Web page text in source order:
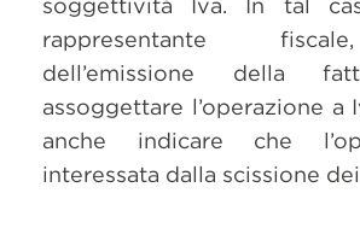
soggettività Iva. In tal
rappresentante
dell’emissione della
assoggettare l’operazione a
anche indicare che
interessata dalla scissione